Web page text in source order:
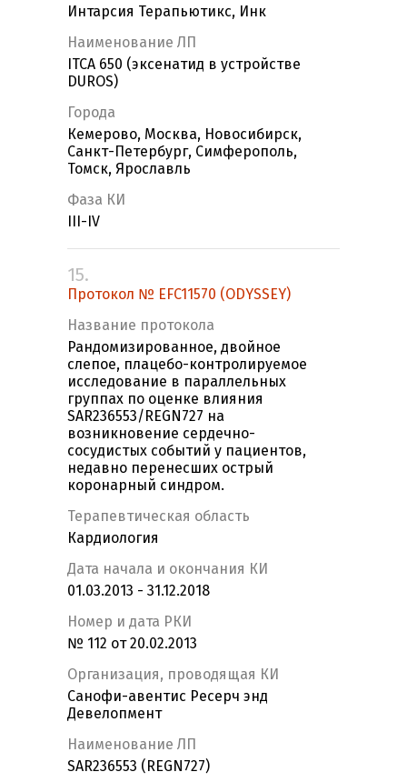
Интарсия Терапьютикс, Инк
Наименование ЛП
ITCA 650 (эксенатид в устройстве
DUROS)
Города
Кемерово, Москва, Новосибирск,
Санкт-Петербург, Симферополь,
Томск, Ярославль
Фаза КИ
III-IV
15.
Протокол № EFC11570 (ODYSSEY)
Название протокола
Рандомизированное, двойное
слепое, плацебо-контролируемое
исследование в параллельных
группах по оценке влияния
SAR236553/REGN727 на
возникновение сердечно-
сосудистых событий у пациентов,
недавно перенесших острый
коронарный синдром.
Терапевтическая область
Кардиология
Дата начала и окончания КИ
01.03.2013 - 31.12.2018
Номер и дата РКИ
№ 112 от 20.02.2013
Организация, проводящая КИ
Санофи-авентис Ресерч энд
Девелопмент
Наименование ЛП
SAR236553 (REGN727)